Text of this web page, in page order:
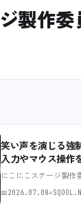
製作委
笑い声を演じる強
入力やマウス操作
にこにこステージ製作
📅2026.07.08✍